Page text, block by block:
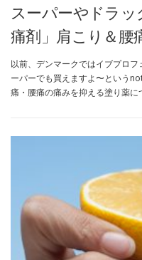
スーパーやドラ
痛剤」肩こり＆腰
以前、デンマークではイブプロ
ーパーでも買えますよ〜という
痛・腰痛の痛みを抑える塗り薬